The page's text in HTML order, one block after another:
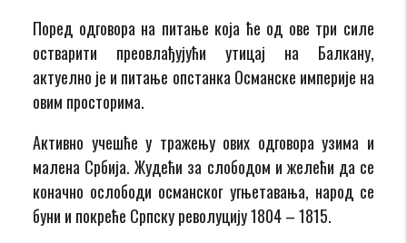
Поред одговора на питање која ће од ове три силе
остварити преовлађујући утицај на Балкану,
актуелно је и питање опстанка Османске империје на
овим просторима.
Активно учешће у тражењу ових одговора узима и
малена Србија. Жудећи за слободом и желећи да се
коначно ослободи османског угњетавања, народ се
буни и покреће Српску револуцију 1804 – 1815.